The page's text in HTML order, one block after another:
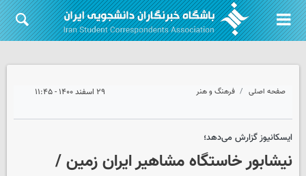
صفحه اصلی فرهنگ و هنر ۲۹ اسفند ۱۴۰۰ - ۱۱:۴۵
ایسکانیوز گزارش می‌دهد؛
نیشابور خاستگاه مشاهیر ایران زمین /